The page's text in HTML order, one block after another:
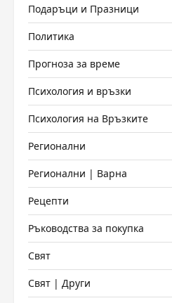
Подаръци и Празници
Политика
Прогноза за време
Психология и връзки
Психология на Връзките
Регионални
Регионални | Варна
Рецепти
Ръководства за покупка
Свят
Свят | Други